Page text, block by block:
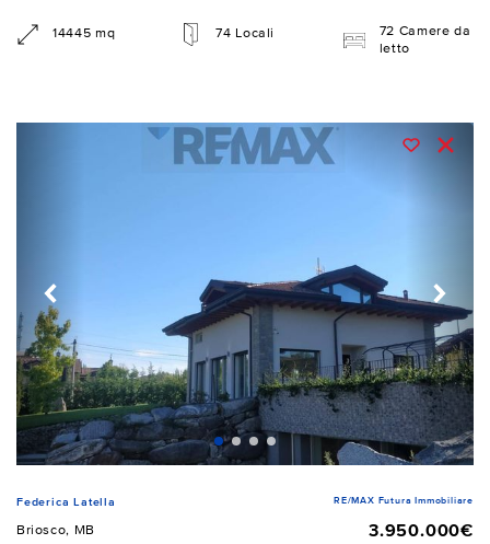
14445 mq 74 Locali
72 Camere da
letto
Federica Latella RE/MAX Futura Immobiliare
Briosco, MB
3.950.000€